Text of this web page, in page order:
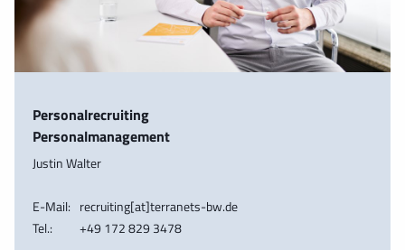
Personalrecruiting
Personalmanagement
Justin Walter
E-Mail: recruiting[at]terranets-bw.de
Tel.:
+49 172 829 3478